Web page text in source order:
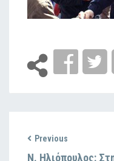
Previous
Ν. Ηλιόπουλος: